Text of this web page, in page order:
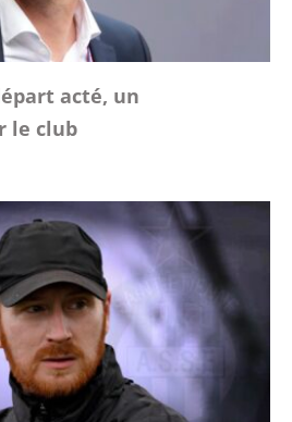
acté, un
le club